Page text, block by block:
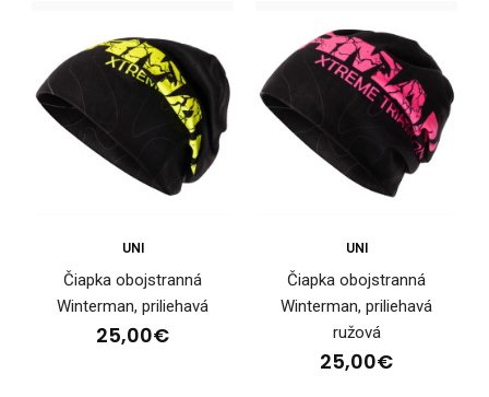
Čiapka obojstranná WintermanUniverzálna obojstranná
čiapka WINTERMAN je vytvorená z príjemného,..
UNI
Čiapka obojstranná
Winterman, priliehavá
25,00€
UNI
Čiapka obojstranná
Winterman, priliehavá
ružová
25,00€